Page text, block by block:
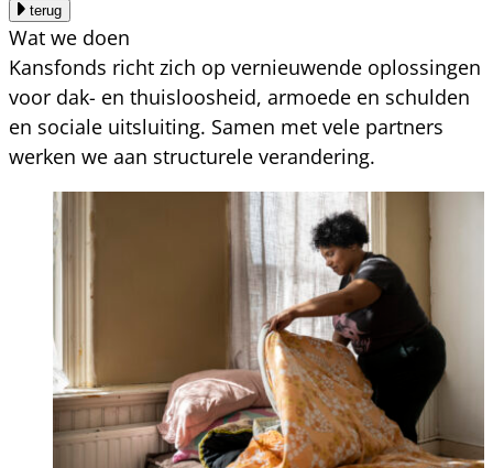
terug
Wat we doen
Kansfonds richt zich op vernieuwende oplossingen
voor dak- en thuisloosheid, armoede en schulden
en sociale uitsluiting. Samen met vele partners
werken we aan structurele verandering.